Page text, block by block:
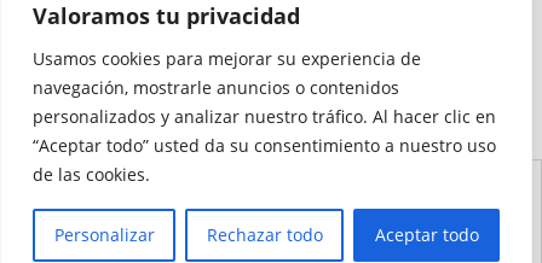
Valoramos tu privacidad
Usamos cookies para mejorar su experiencia de
navegación, mostrarle anuncios o contenidos
personalizados y analizar nuestro tráfico. Al hacer clic en
“Aceptar todo” usted da su consentimiento a nuestro uso
de las cookies.
Personalizar Rechazar todo Aceptar todo
Medio auditado por
Accesibilidad
Sitio
Cookies
Privacidad